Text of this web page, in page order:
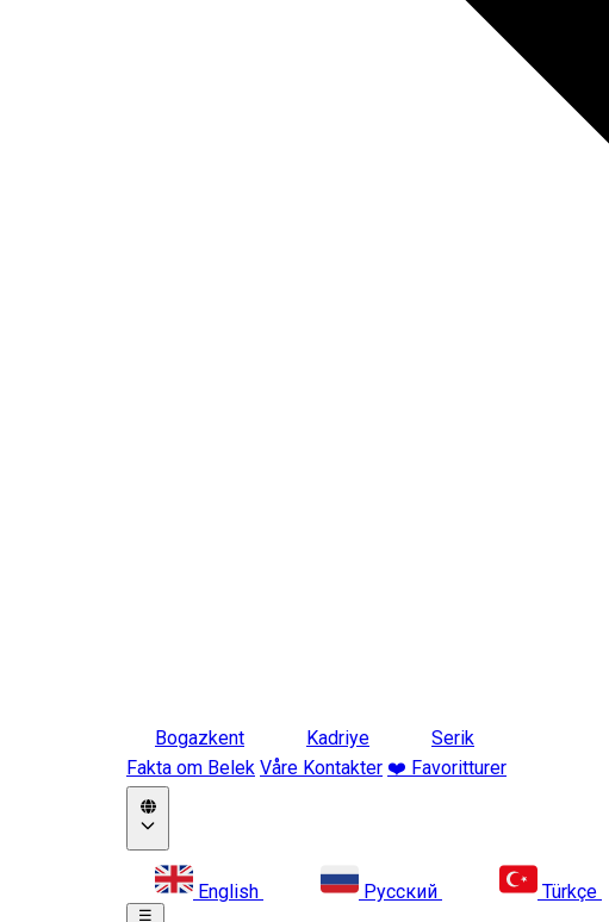
Bogazkent Kadriye
Serik
Fakta om Belek Våre Kontakter ❤️ Favoritturer
English Русский Türkçe
☰